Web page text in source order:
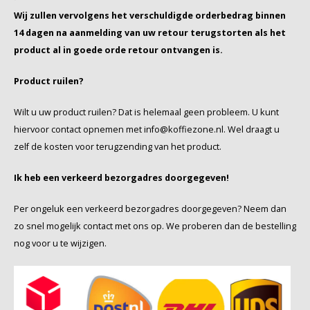
Joerges Gorilla
La Brasiliana
Lazarro
Tiktak
Wij zullen vervolgens het verschuldigde orderbedrag binnen
14 dagen na aanmelding van uw retour terugstorten als het
product al in goede orde retour ontvangen is.
Product ruilen?
Wilt u uw product ruilen? Dat is helemaal geen probleem. U kunt
hiervoor contact opnemen metinfo@koffiezone.nl. Wel draagt u
zelf de kosten voor terugzending van het product.
Ik heb een verkeerd bezorgadres doorgegeven!
Per ongeluk een verkeerd bezorgadres doorgegeven? Neem dan
zo snel mogelijk contact met ons op. We proberen dan de bestelling
nog voor u te wijzigen.